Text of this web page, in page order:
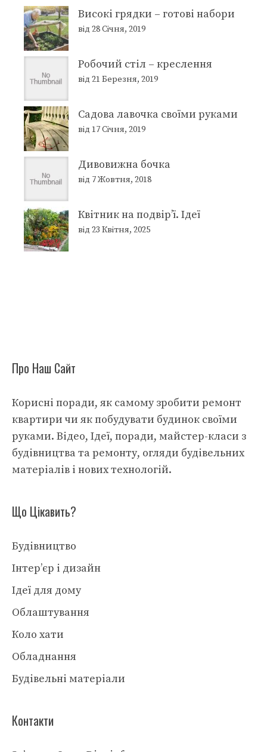
Високі грядки – готові набори
від 28 Січня, 2019
Робочий стіл – креслення
від 21 Березня, 2019
Садова лавочка своїми руками
від 17 Січня, 2019
Дивовижна бочка
від 7 Жовтня, 2018
Квітник на подвір’ї. Ідеї
від 23 Квітня, 2025
Про Наш Сайт
Корисні поради, як самому зробити ремонт
квартири чи як побудувати будинок своїми
руками. Відео, Ідеї, поради, майстер-класи з
будівництва та ремонту, огляди будівельних
матеріалів і нових технологій.
Що Цікавить?
Будівництво
Інтер’єр і дизайн
Ідеї для дому
Облаштування
Коло хати
Обладнання
Будівельні матеріали
Контакти